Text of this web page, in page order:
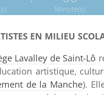
Minute(s)
EN MILIEU
Lavalley de Saint-Lô
artistique,
de la Manche).